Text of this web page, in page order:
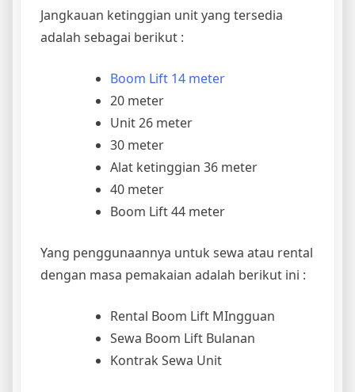
Jangkauan ketinggian unit yang tersedia
adalah sebagai berikut :
Boom Lift 14 meter
20 meter
Unit 26 meter
30 meter
Alat ketinggian 36 meter
40 meter
Boom Lift 44 meter
Yang penggunaannya untuk sewa atau rental
dengan masa pemakaian adalah berikut ini :
Rental Boom Lift MIngguan
Sewa Boom Lift Bulanan
Kontrak Sewa Unit